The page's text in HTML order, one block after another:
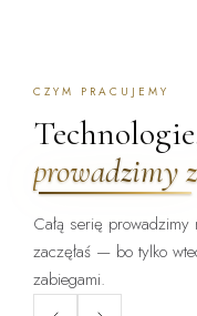
CZYM PRACUJEMY
prowadzimy
Całą serię
zaczęłaś — bo tylko
zabiegami.
ZABIEG DOSTĘPNY:
WARSZAWA ·
ClearLift